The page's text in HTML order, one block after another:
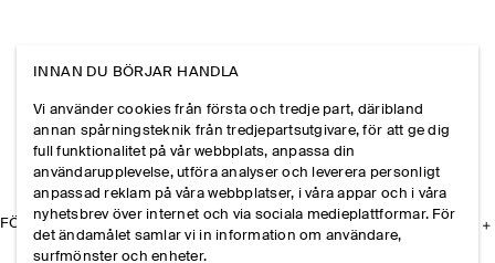
FÖRETAGET
INNAN DU BÖRJAR HANDLA
Vi använder cookies från första och tredje part, däribland
annan spårningsteknik från tredjepartsutgivare, för att ge dig
full funktionalitet på vår webbplats, anpassa din
användarupplevelse, utföra analyser och leverera personligt
anpassad reklam på våra webbplatser, i våra appar och i våra
nyhetsbrev över internet och via sociala medieplattformar. För
det ändamålet samlar vi in information om användare,
surfmönster och enheter.